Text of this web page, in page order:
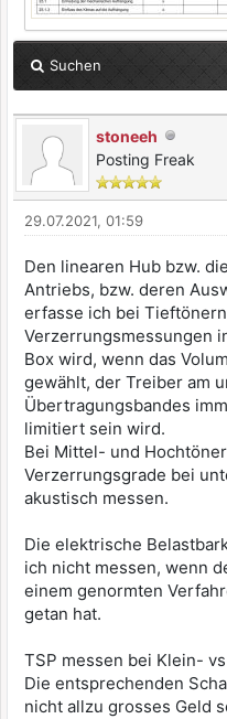
Suchen
stoneeh
Posting Freak
29.07.2021, 01:59
Den linearen Hub bzw.
Antriebs, bzw. deren
erfasse ich bei
Verzerrungsmessungen
Box wird, wenn das
gewählt, der Treiber am
Übertragungsbandes
limitiert sein wird.
Bei Mittel- und
Verzerrungsgrade bei
akustisch messen.
Die elektrische
ich nicht messen, wenn
einem genormten
getan hat.
TSP messen bei Klein-
Die entsprechenden
nicht allzu grosses Geld